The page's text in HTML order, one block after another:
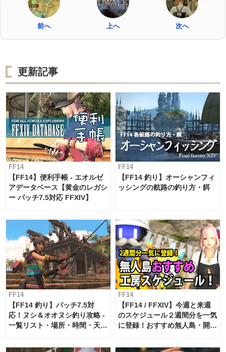
前へ 上へ 次へ
更新記事
FF14
【FF14】便利手帳 - エオルゼ
アデータベース【黄金のレガシ
ー パッチ7.5対応 FFXIV】
FF14
【FF14 釣り】オーシャンフィ
ッシングの航路の釣り方・餌
FF14
【FF14 釣り】パッチ7.5対
応！ヌシ＆オオヌシ釣り攻略 -
一覧リスト・場所・時間・天
FF14
【FF14 / FFXIV】今週と来週
のスケジュール２週間分を一気
に登録！おすすめ無人島・開拓
対応 / 毎週更新中】